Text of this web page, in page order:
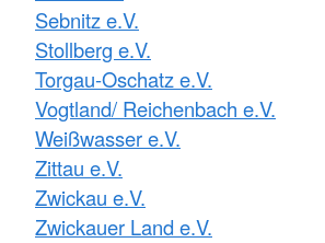
Sebnitz e.V.
Stollberg e.V.
Torgau-Oschatz e.V.
Vogtland/ Reichenbach e.V.
Weißwasser e.V.
Zittau e.V.
Zwickau e.V.
Zwickauer Land e.V.